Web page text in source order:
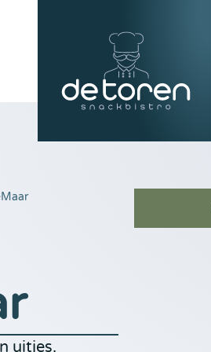
uitjes.